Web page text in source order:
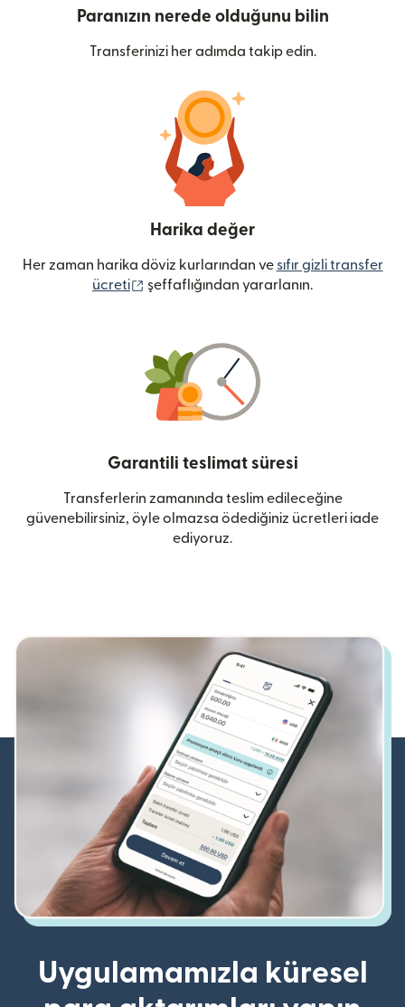
Paranızın nerede olduğunu bilin
Transferinizi her adımda takip edin.
Harika değer
Her zaman harika döviz kurlarından ve sıfır gizli transfer
ücreti
(yeni pencerede açılır)
şeffaflığından yararlanın.
Garantili teslimat süresi
Transferlerin zamanında teslim edileceğine
güvenebilirsiniz, öyle olmazsa ödediğiniz ücretleri iade
ediyoruz.
Uygulamamızla küresel